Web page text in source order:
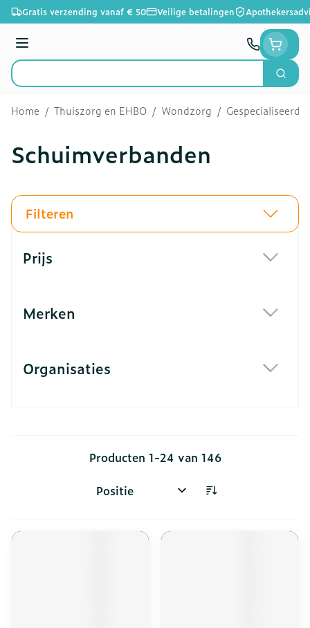
Ga naar de inhoud
Gratis verzending vanaf € 50 Veilige betalingen
Menu
Product, merk, categorie...
Zoek
Home / Thuiszorg en EHBO / Wondzorg /
Schuimverbanden
Filteren
Prijs
Merken
Organisaties
Producten 1-24 van 146
Sorteer op: